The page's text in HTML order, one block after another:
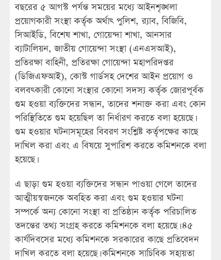
বছরের ৫ আগস্ট পর্যন্ত সময়ের মধ্যে আইনশৃঙ্খলা
প্রয়োগকারী সংস্থা কর্তৃক অর্থাৎ পুলিশ, র‍্যাব, বিজিবি,
সিআইডি, বিশেষ শাখা, গোয়েন্দা শাখা, আনসার
ব্যাটালিয়ন, জাতীয় গোয়েন্দা সংস্থা (এনএসআই),
প্রতিরক্ষা বাহিনী, প্রতিরক্ষা গোয়েন্দা মহাপরিদপ্তর
(ডিজিএফআই), কোস্ট গার্ডসহ দেশের আইন প্রয়োগ ও
বলবৎকারী কোনো সংস্থার কোনো সদস্য কর্তৃক জোরপূর্বক
গুম হওয়া ব্যক্তিদের সন্ধান, তাদের শনাক্ত করা এবং কোন
পরিস্থিতিতে গুম হয়েছিল তা নির্ধারণ করতে বলা হয়েছে।
গুম হওয়ার ঘটনাসমূহের বিবরণ সংশ্লিষ্ট কর্তৃপক্ষের কাছে
দাখিল করা এবং এ বিষয়ে সুপারিশ করতে কমিশনকে বলা
হয়েছে।
এ ছাড়া গুম হওয়া ব্যক্তিদের সন্ধান পাওয়া গেলে তাদের
আত্মীয়স্বজনকে অবহিত করা এবং গুম হওয়ার ঘটনা
সম্পর্কে অন্য কোনো সংস্থা বা প্রতিষ্ঠান কর্তৃক পরিচালিত
তদন্তের তথ্য সংগ্রহ করতে কমিশনকে বলা হয়েছে। ৪৫
কার্যদিবসের মধ্যে কমিশনকে সরকারের কাছে প্রতিবেদন
দাখিল করতে বলা হয়েছে। কমিশনকে সাচিবিক সহায়তা